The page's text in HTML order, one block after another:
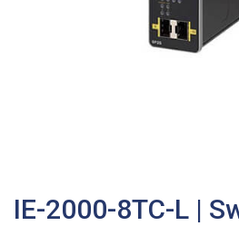
IE-2000-8TC-L |